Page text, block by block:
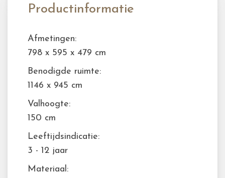
Productinformatie
Afmetingen:
798 x 595 x 479 cm
Benodigde ruimte:
1146 x 945 cm
Valhoogte:
150 cm
Leeftijdsindicatie:
3 - 12 jaar
Materiaal: